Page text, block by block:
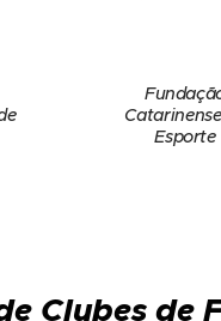
Esporte
Clubes de